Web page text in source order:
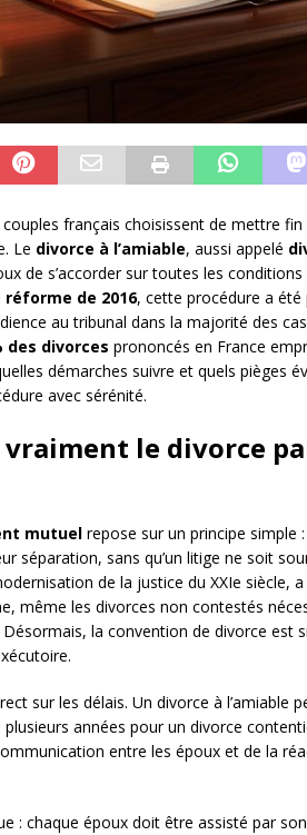
français choisissent de mettre
Le divorce à l’amiable, aussi appelé
de s’accorder sur toutes les conditions
réforme de 2016, cette procédure a
au tribunal dans la majorité des
des divorces prononcés en France
démarches suivre et quels pièges
avec sérénité.
vraiment le divorce
mutuel repose sur un principe simple
séparation, sans qu’un litige ne soit
de la justice du XXIe siècle,
même les divorces non contestés
Désormais, la convention de divorce est
sur les délais. Un divorce à l’amiable
années pour un divorce
entre les époux et de la
: chaque époux doit être assisté par son